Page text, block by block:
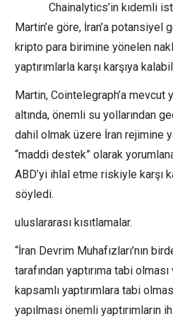
Chainalytics’in kıdemli
Martin’e göre, İran’a
kripto para birimine yönelen
yaptırımlarla karşı karşıya
Martin, Cointelegraph’a mevcut
altında, önemli su yollarından
dahil olmak üzere İran rejimine
“maddi destek” olarak
ABD’yi ihlal etme riskiyle karşı
söyledi.
uluslararası kısıtlamalar.
“İran Devrim Muhafızları’nın
tarafından yaptırıma tabi olması
kapsamlı yaptırımlara tabi
yapılması önemli yaptırımların